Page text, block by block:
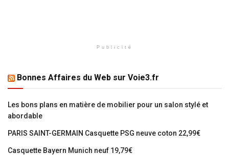
Publicité
Bonnes Affaires du Web sur Voie3.fr
Les bons plans en matière de mobilier pour un salon stylé et
abordable
PARIS SAINT-GERMAIN Casquette PSG neuve coton 22,99€
Casquette Bayern Munich neuf 19,79€